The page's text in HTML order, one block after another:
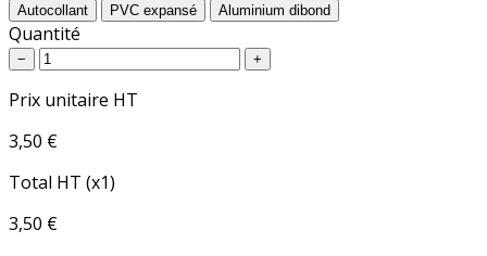
Autocollant PVC expansé Aluminium dibond
Quantité
− +
Prix unitaire HT
3,50 €
Total HT (x1)
3,50 €